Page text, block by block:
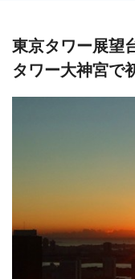
東京タワー展望
タワー大神宮で